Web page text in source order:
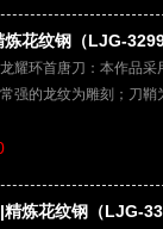
炼花纹钢（LJG-
耀环首唐刀：本作品采
强的龙纹为雕刻；刀
精炼花纹钢（LJG-